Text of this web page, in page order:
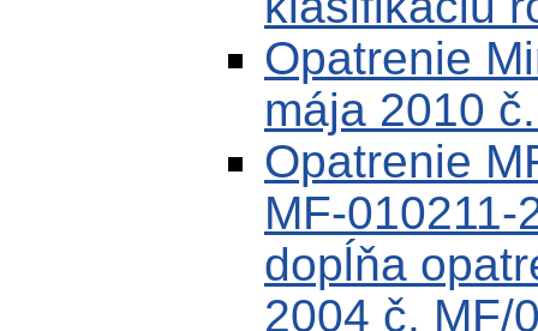
Opatrenie
mája 2010
Opatrenie
MF-
dopĺňa
2004 č. MF/